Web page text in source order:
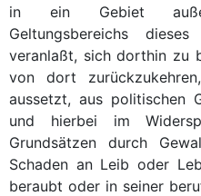
in ein Gebiet
Geltungsbereichs
veranlaßt, sich dorthin zu
von dort
aussetzt, aus politischen
und hierbei im
Grundsätzen durch
Schaden an Leib oder
beraubt oder in seiner